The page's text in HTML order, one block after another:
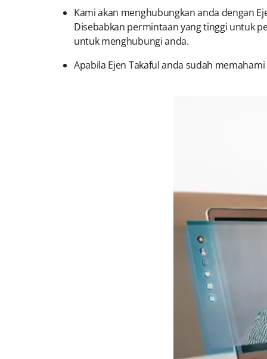
Kami akan menghubungkan anda dengan
Disebabkan permintaan yang tinggi untuk
untuk menghubungi anda.
Apabila Ejen Takaful anda sudah